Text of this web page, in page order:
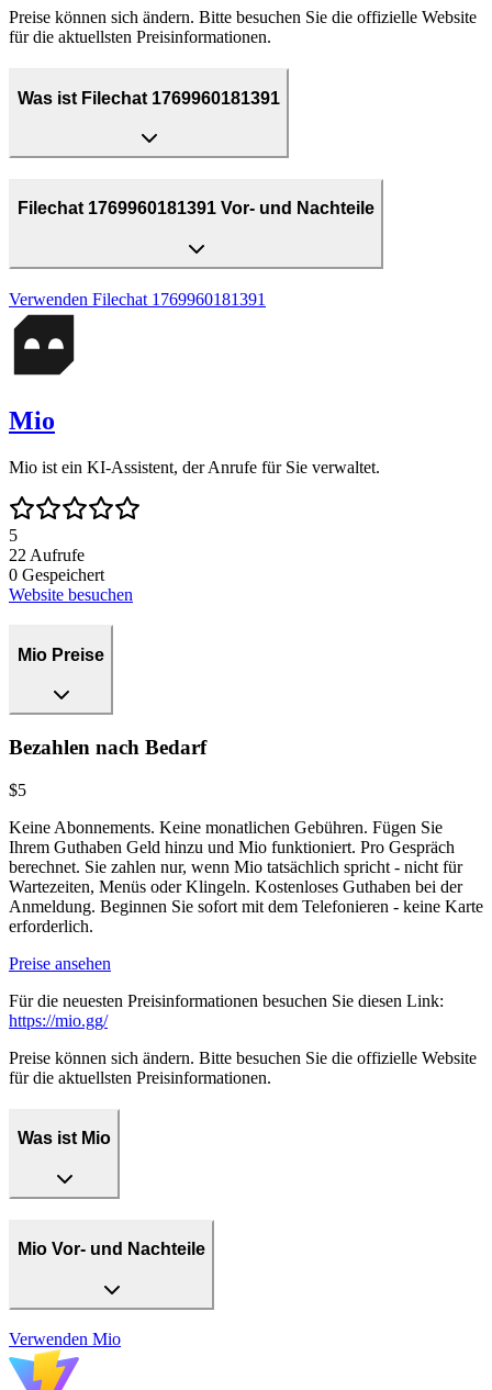
Preise können sich ändern. Bitte besuchen Sie die offizielle Website
für die aktuellsten Preisinformationen.
Was ist Filechat 1769960181391
Filechat 1769960181391 Vor- und Nachteile
Verwenden Filechat 1769960181391
Mio
Mio ist ein KI-Assistent, der Anrufe für Sie verwaltet.
5
22 Aufrufe
0 Gespeichert
Website besuchen
Mio Preise
Bezahlen nach Bedarf
$5
Keine Abonnements. Keine monatlichen Gebühren. Fügen Sie
Ihrem Guthaben Geld hinzu und Mio funktioniert. Pro Gespräch
berechnet. Sie zahlen nur, wenn Mio tatsächlich spricht - nicht für
Wartezeiten, Menüs oder Klingeln. Kostenloses Guthaben bei der
Anmeldung. Beginnen Sie sofort mit dem Telefonieren - keine Karte
erforderlich.
Preise ansehen
Für die neuesten Preisinformationen besuchen Sie diesen Link:
https://mio.gg/
Preise können sich ändern. Bitte besuchen Sie die offizielle Website
für die aktuellsten Preisinformationen.
Was ist Mio
Mio Vor- und Nachteile
Verwenden Mio